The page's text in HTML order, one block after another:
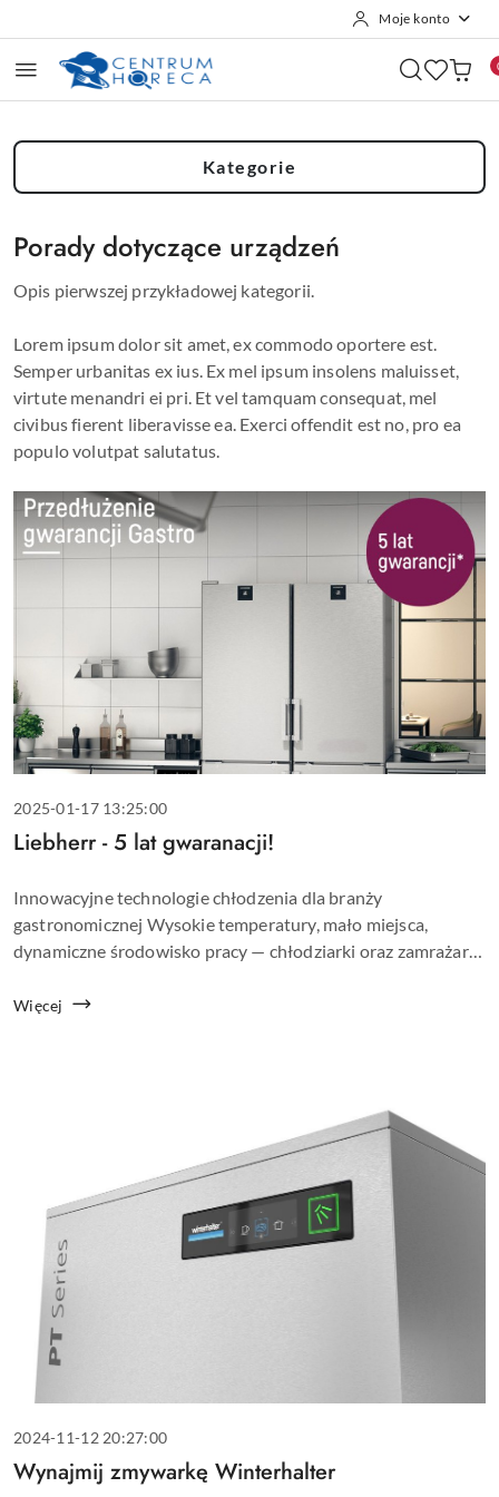
Moje konto
Kategorie
Porady dotyczące urządzeń
Opis pierwszej przykładowej kategorii.
Lorem ipsum dolor sit amet, ex commodo oportere est.
Semper urbanitas ex ius. Ex mel ipsum insolens maluisset,
virtute menandri ei pri. Et vel tamquam consequat, mel
civibus fierent liberavisse ea. Exerci offendit est no, pro ea
populo volutpat salutatus.
Data
dodania:
2025-01-17 13:25:00
Tytuł
Liebherr - 5 lat gwaranacji!
Treść
artykułu:
Innowacyjne technologie chłodzenia dla branży
gastronomicznej Wysokie temperatury, mało miejsca,
dynamiczne środowisko pracy — chłodziarki oraz zamrażarki
czoła wysokim wymaganiom. Chłodziarki...
Więcej
Data
dodania:
2024-11-12 20:27:00
Tytuł
Wynajmij zmywarkę Winterhalter